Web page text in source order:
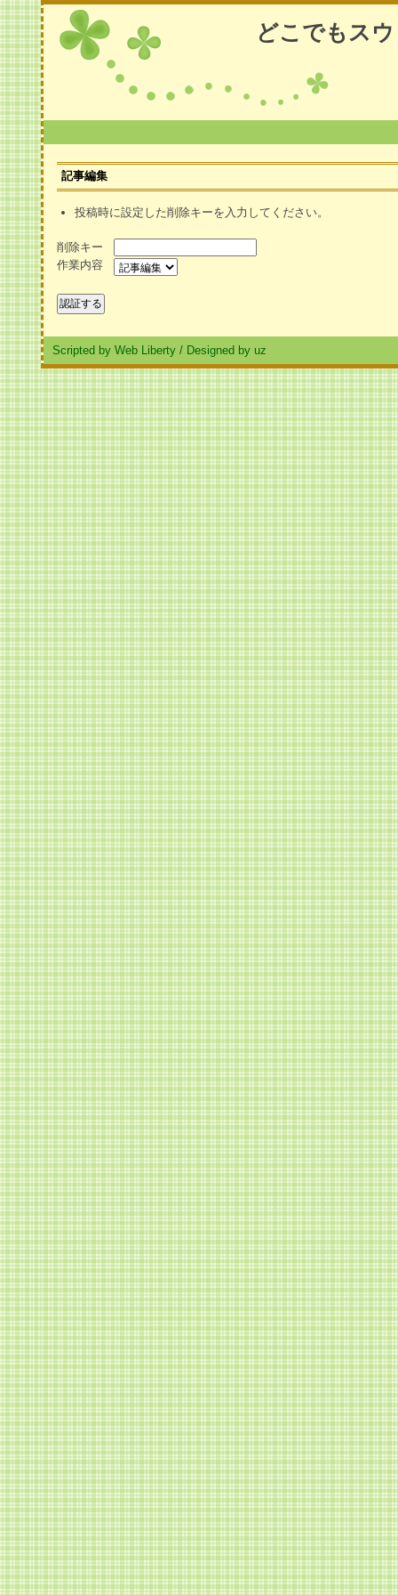
どこでもス
記事編集
投稿時に設定した削除キーを入力してください。
削除キー
作業内容
Scripted by Web Liberty / Designed by uz